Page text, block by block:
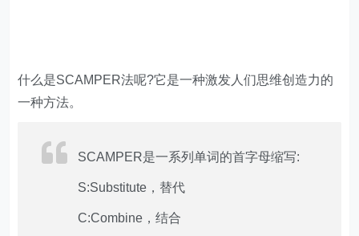
什么是SCAMPER法呢?它是一种激发人们思维创造力的
一种方法。
SCAMPER是一系列单词的首字母缩写:
S:Substitute，替代
C:Combine，结合